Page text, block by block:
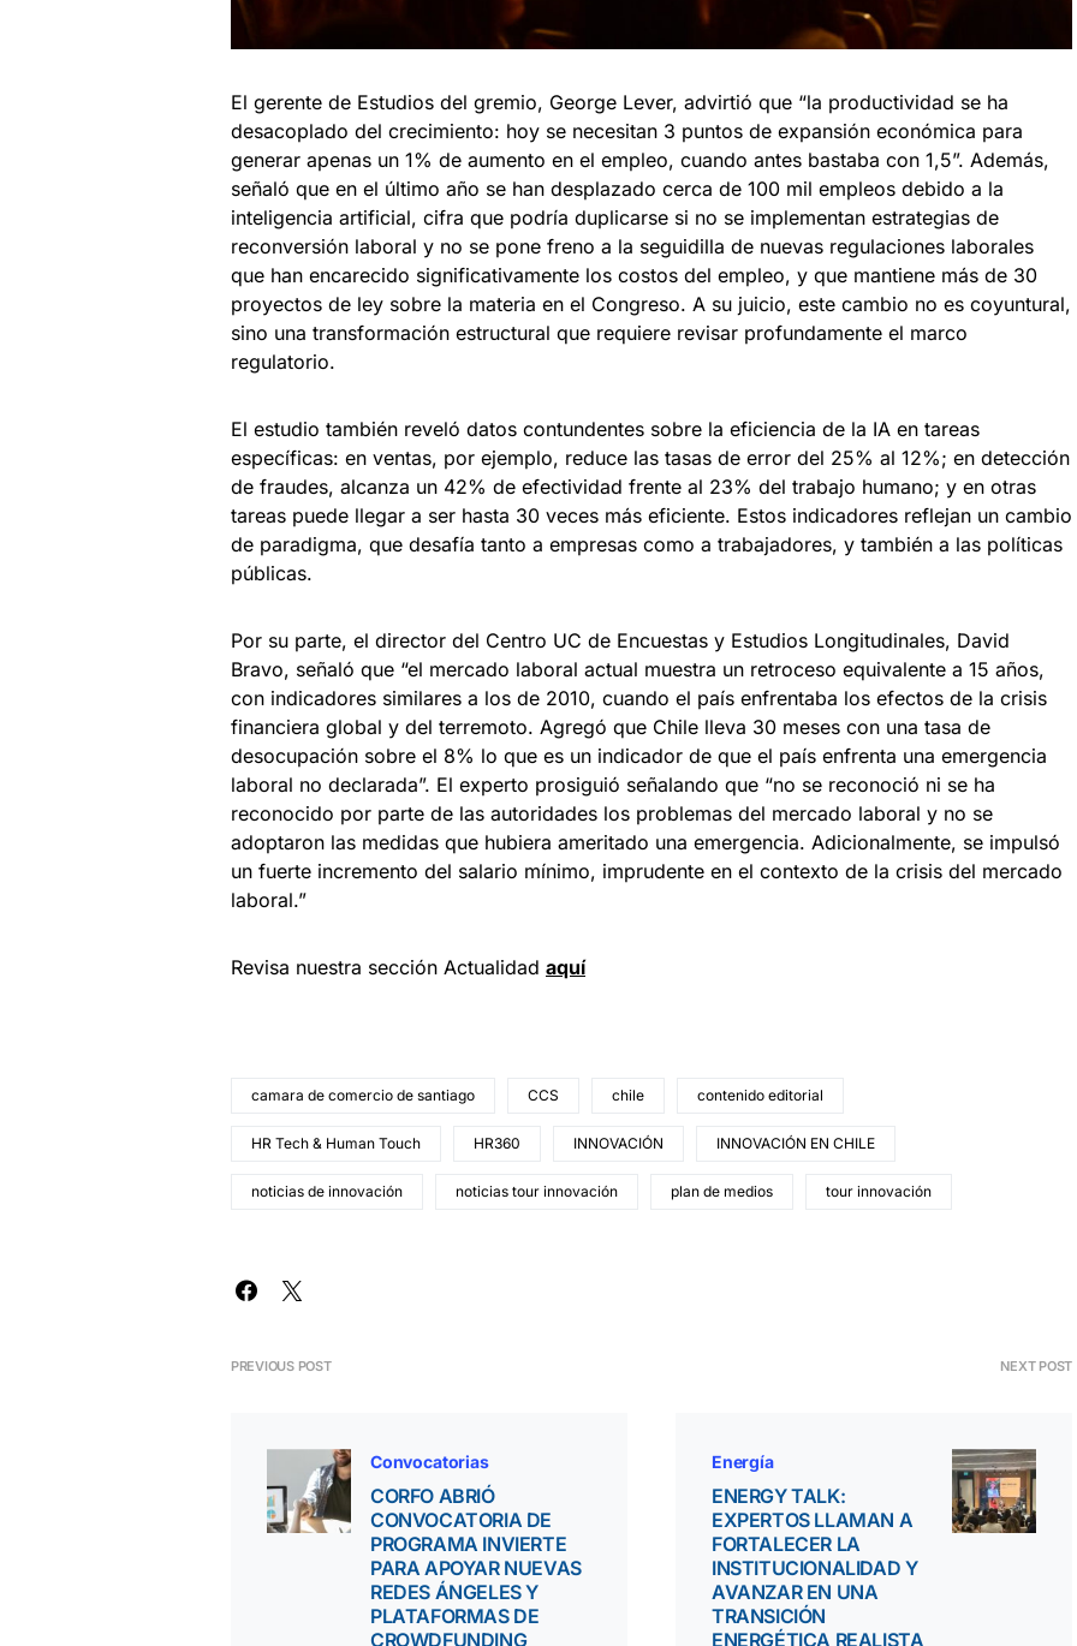
El gerente de Estudios del gremio, George Lever, advirtió que “la productividad se ha
desacoplado del crecimiento: hoy se necesitan 3 puntos de expansión económica para
generar apenas un 1% de aumento en el empleo, cuando antes bastaba con 1,5”. Además,
señaló que en el último año se han desplazado cerca de 100 mil empleos debido a la
inteligencia artificial, cifra que podría duplicarse si no se implementan estrategias de
reconversión laboral y no se pone freno a la seguidilla de nuevas regulaciones laborales
que han encarecido significativamente los costos del empleo, y que mantiene más de 30
proyectos de ley sobre la materia en el Congreso. A su juicio, este cambio no es coyuntural,
sino una transformación estructural que requiere revisar profundamente el marco
regulatorio.
El estudio también reveló datos contundentes sobre la eficiencia de la IA en tareas
específicas: en ventas, por ejemplo, reduce las tasas de error del 25% al 12%; en detección
de fraudes, alcanza un 42% de efectividad frente al 23% del trabajo humano; y en otras
tareas puede llegar a ser hasta 30 veces más eficiente. Estos indicadores reflejan un cambio
de paradigma, que desafía tanto a empresas como a trabajadores, y también a las políticas
públicas.
Por su parte, el director del Centro UC de Encuestas y Estudios Longitudinales, David
Bravo, señaló que “el mercado laboral actual muestra un retroceso equivalente a 15 años,
con indicadores similares a los de 2010, cuando el país enfrentaba los efectos de la crisis
financiera global y del terremoto. Agregó que Chile lleva 30 meses con una tasa de
desocupación sobre el 8% lo que es un indicador de que el país enfrenta una emergencia
laboral no declarada”. El experto prosiguió señalando que “no se reconoció ni se ha
reconocido por parte de las autoridades los problemas del mercado laboral y no se
adoptaron las medidas que hubiera ameritado una emergencia. Adicionalmente, se impulsó
un fuerte incremento del salario mínimo, imprudente en el contexto de la crisis del mercado
laboral.”
Revisa nuestra sección Actualidad aquí
camara de comercio de santiago CCS chile contenido editorial
HR Tech & Human Touch HR360 INNOVACIÓN INNOVACIÓN EN CHILE
noticias de innovación noticias tour innovación plan de medios tour innovación
PREVIOUS POST
Convocatorias
CORFO ABRIÓ
CONVOCATORIA DE
PROGRAMA INVIERTE
PARA APOYAR NUEVAS
REDES ÁNGELES Y
PLATAFORMAS DE
CROWDFUNDING
NEXT POST
Energía
ENERGY TALK:
EXPERTOS LLAMAN A
FORTALECER LA
INSTITUCIONALIDAD Y
AVANZAR EN UNA
TRANSICIÓN
ENERGÉTICA REALISTA